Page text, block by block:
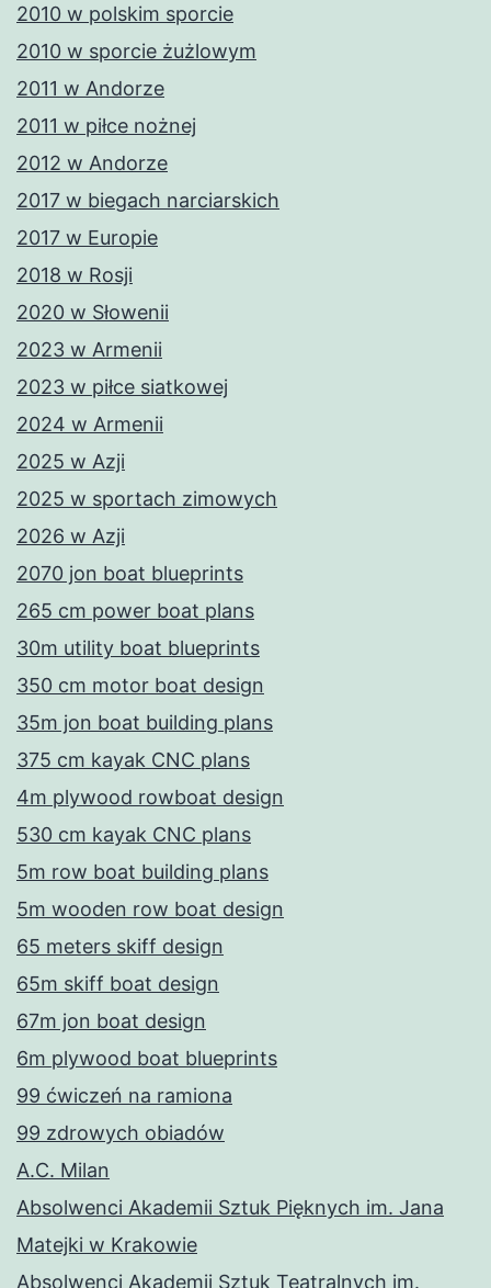
2010 w polskim sporcie
2010 w sporcie żużlowym
2011 w Andorze
2011 w piłce nożnej
2012 w Andorze
2017 w biegach narciarskich
2017 w Europie
2018 w Rosji
2020 w Słowenii
2023 w Armenii
2023 w piłce siatkowej
2024 w Armenii
2025 w Azji
2025 w sportach zimowych
2026 w Azji
2070 jon boat blueprints
265 cm power boat plans
30m utility boat blueprints
350 cm motor boat design
35m jon boat building plans
375 cm kayak CNC plans
4m plywood rowboat design
530 cm kayak CNC plans
5m row boat building plans
5m wooden row boat design
65 meters skiff design
65m skiff boat design
67m jon boat design
6m plywood boat blueprints
99 ćwiczeń na ramiona
99 zdrowych obiadów
A.C. Milan
Absolwenci Akademii Sztuk Pięknych im. Jana
Matejki w Krakowie
Absolwenci Akademii Sztuk Teatralnych im.